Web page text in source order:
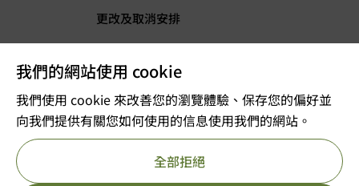
我們的網站使用 cookie
我們使用 cookie 來改善您的瀏覽體驗、保存您的偏好並
向我們提供有關您如何使用的信息使用我們的網站。
全部拒絕
更改及取消安排
義遊網誌 立即捐款
©2025 版權屬VOLTRA義遊所有
註冊及編號：公司註冊 53610456獲豁免繳稅的慈善團體